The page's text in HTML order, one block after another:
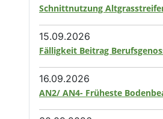
Schnittnutzung
15.09.2026
Fälligkeit Beitrag
16.09.2026
AN2/ AN4- Früheste